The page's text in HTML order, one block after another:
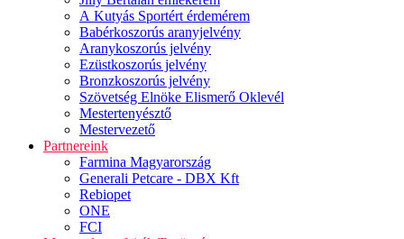
A Kutyás Sportért érdemérem
Babérkoszorús aranyjelvény
Aranykoszorús jelvény
Ezüstkoszorús jelvény
Bronzkoszorús jelvény
Szövetség Elnöke Elismerő Oklevél
Mestertenyésztő
Mestervezető
Partnereink
Farmina Magyarország
Generali Petcare - DBX Kft
Rebiopet
ONE
FCI